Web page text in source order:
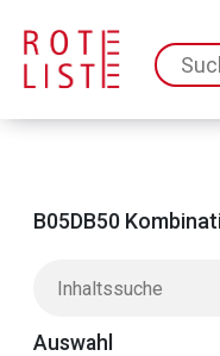
B05DB50
Auswahl